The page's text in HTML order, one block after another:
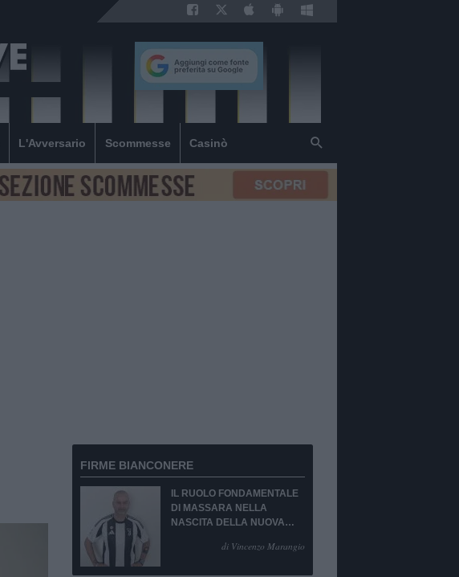
L'Avversario Scommesse Casinò
FIRME BIANCONERE
IL RUOLO FONDAMENTALE
DI MASSARA NELLA
NASCITA DELLA NUOVA
di Vincenzo Marangio